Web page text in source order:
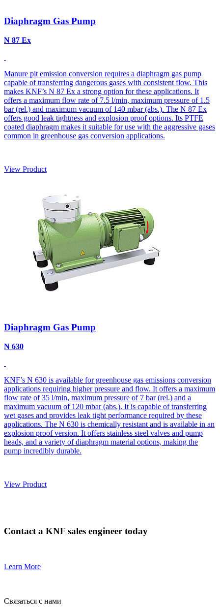
Diaphragm Gas Pump
N 87 Ex
Manure pit emission conversion requires a diaphragm gas pump
capable of transferring dangerous gases with consistent flow. This
makes KNF’s N 87 Ex a strong option for these applications. It
offers a maximum flow rate of 7.5 l/min, maximum pressure of 1.5
bar (rel.) and maximum vacuum of 140 mbar (abs.). The N 87 Ex
offers good leak tightness and explosion proof options. Its PTFE
coated diaphragm makes it suitable for use with the aggressive gases
common in greenhouse gas conversion applications.
View Product
Diaphragm Gas Pump
N 630
KNF’s N 630 is available for greenhouse gas emissions conversion
applications requiring higher pressure and flow. It offers a maximum
flow rate of 35 l/min, maximum pressure of 7 bar (rel.) and a
maximum vacuum of 120 mbar (abs.). It is capable of transferring
wet gases and provides leak tight performance required by these
applications. The N 630 is chemically resistant and is available in an
explosion proof version. It offers stainless steel valves and pump
heads, and a variety of diaphragm material options, making the
pump incredibly durable.
View Product
Contact a KNF sales engineer today
Learn More
Связаться с нами